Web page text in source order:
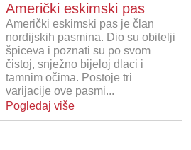
Američki eskimski pas
Američki eskimski pas je član
nordijskih pasmina. Dio su obitelji
špiceva i poznati su po svom
čistoj, snježno bijeloj dlaci i
tamnim očima. Postoje tri
varijacije ove pasmi...
Pogledaj više